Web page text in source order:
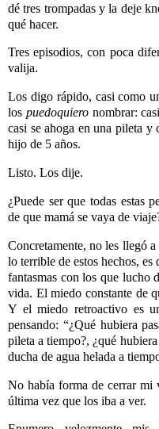
dé tres trompadas y la deje
qué hacer.
Tres episodios, con poca
valija.
Los digo rápido, casi como
los puedoquieronombrar:
casi se ahoga en una pileta y
hijo de 5 años.
Listo. Los dije.
¿Puede ser que todas estas
de que mamá se vaya de
Concretamente, no les llegó
lo terrible de estos hechos,
fantasmas con los que lucho
vida. El miedo constante de
Y el miedo retroactivo es
pensando: “¿Qué hubiera
pileta a tiempo?, ¿qué
ducha de agua helada a
No había forma de cerrar mi
última vez que los iba a ver.